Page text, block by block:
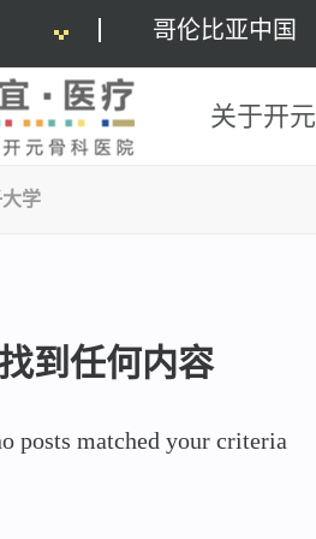
哥伦比亚中国
关于开元
学
到任何内容
posts matched your criteria